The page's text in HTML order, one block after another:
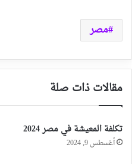
مصر
مقالات ذات صلة
تكلفة المعيشة في مصر 2024
أغسطس 9, 2024